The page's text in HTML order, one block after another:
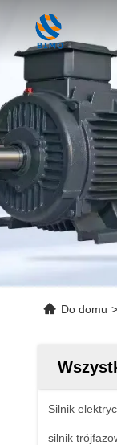
Do domu >
Silnik
silnik